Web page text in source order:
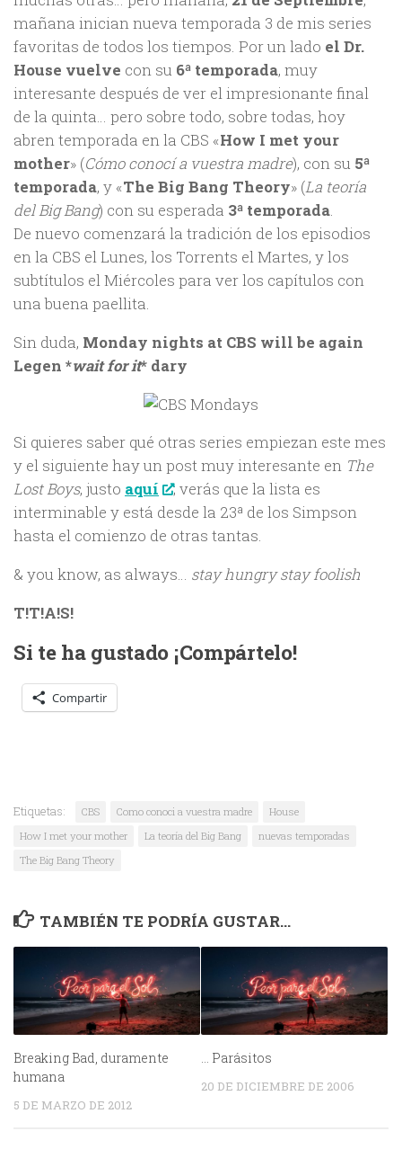
mañana inician nueva temporada 3 de mis series
favoritas de todos los tiempos. Por un lado el Dr.
House vuelve con su 6ª temporada, muy
interesante después de ver el impresionante final
de la quinta… pero sobre todo, sobre todas, hoy
abren temporada en la CBS «How I met your
mother» (Cómo conocí a vuestra madre), con su 5ª
temporada, y «The Big Bang Theory» (La teoría
del Big Bang) con su esperada 3ª temporada.
De nuevo comenzará la tradición de los episodios
en la CBS el Lunes, los Torrents el Martes, y los
subtítulos el Miércoles para ver los capítulos con
una buena paellita.
Sin duda, Monday nights at CBS will be again
Legen *wait for it* dary
Si quieres saber qué otras series empiezan este mes
y el siguiente hay un post muy interesante en The
Lost Boys, justo aquí
; verás que la lista es
interminable y está desde la 23ª de los Simpson
hasta el comienzo de otras tantas.
& you know, as always… stay hungry stay foolish
T!T!A!S!
Si te ha gustado ¡Compártelo!
Compartir
Etiquetas: CBS Como conoci a vuestra madre
House
How I met your mother
La teoría del Big Bang
nuevas temporadas
The Big Bang Theory
TAMBIÉN TE PODRÍA GUSTAR...
Breaking Bad, duramente
humana
5 DE MARZO DE 2012
… Parásitos
20 DE DICIEMBRE DE 2006